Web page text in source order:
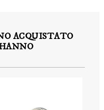
ACQUISTATO